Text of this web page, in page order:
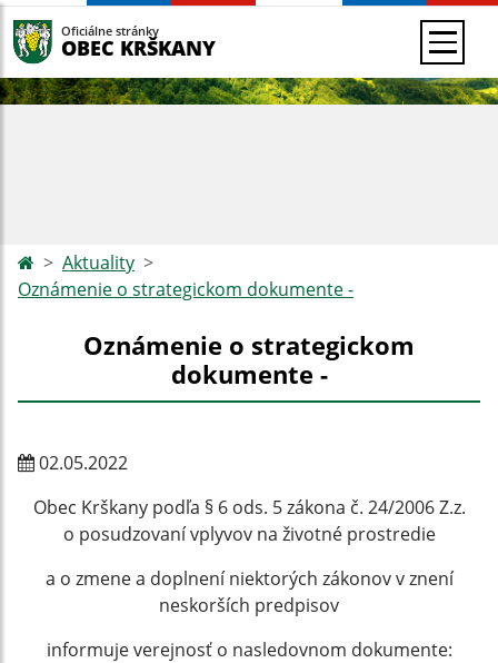
Oficiálne stránky
OBEC KRŠKANY
Aktuality
Oznámenie o strategickom dokumente -
Oznámenie o strategickom
dokumente -
02.05.2022
Obec Krškany podľa § 6 ods. 5 zákona č. 24/2006 Z.z.
o posudzovaní vplyvov na životné prostredie
a o zmene a doplnení niektorých zákonov v znení
neskorších predpisov
informuje verejnosť o nasledovnom dokumente: